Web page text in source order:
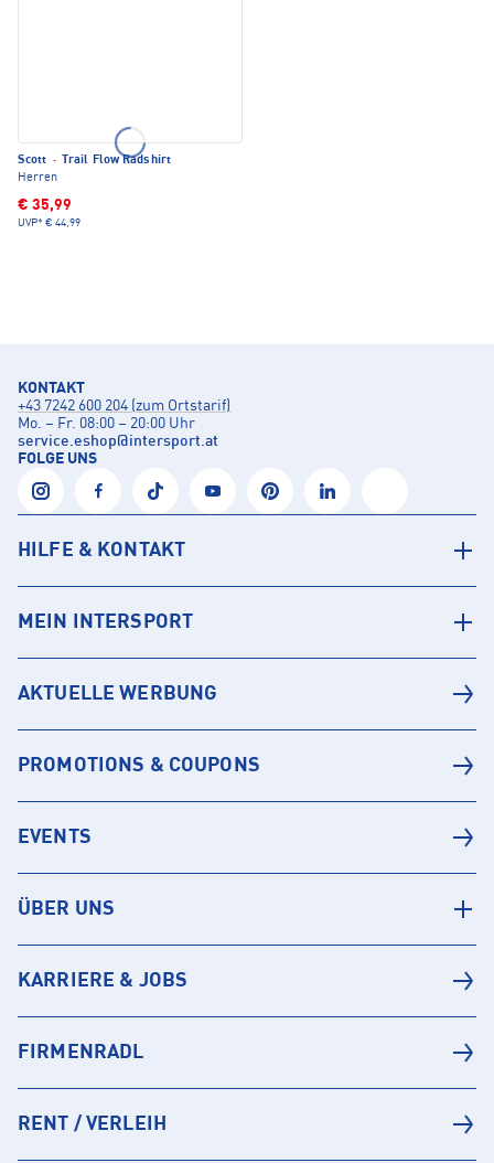
Scott ·
Trail Flow Radshirt
Herren
€ 35,99
UVP* € 44,99
KONTAKT
+43 7242 600 204 (zum Ortstarif)
Mo. – Fr. 08:00 – 20:00 Uhr
service.eshop@intersport.at
FOLGE UNS
HILFE & KONTAKT
MEIN INTERSPORT
AKTUELLE WERBUNG
PROMOTIONS & COUPONS
EVENTS
ÜBER UNS
KARRIERE & JOBS
FIRMENRADL
RENT / VERLEIH